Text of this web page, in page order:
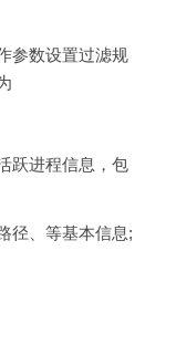
参数设置过滤规
跃进程信息，包
径、等基本信息;